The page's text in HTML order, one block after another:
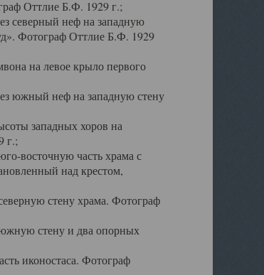
Оттлие Б.Ф. 1929 г.;
северный неф на западную
Фотограф Оттлие Б.Ф. 1929
на левое крыло первого
южный неф на западную стену
западных хоров на
г.;
восточную часть храма с
над крестом,
стену храма. Фотограф
стену и два опорных
иконостаса. Фотограф